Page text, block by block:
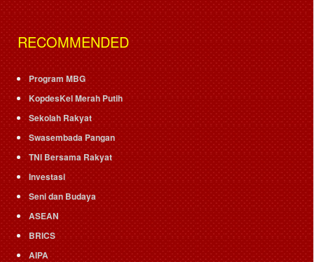
RECOMMENDED
Program MBG
KopdesKel Merah Putih
Sekolah Rakyat
Swasembada Pangan
TNI Bersama Rakyat
Investasi
Seni dan Budaya
ASEAN
BRICS
AIPA